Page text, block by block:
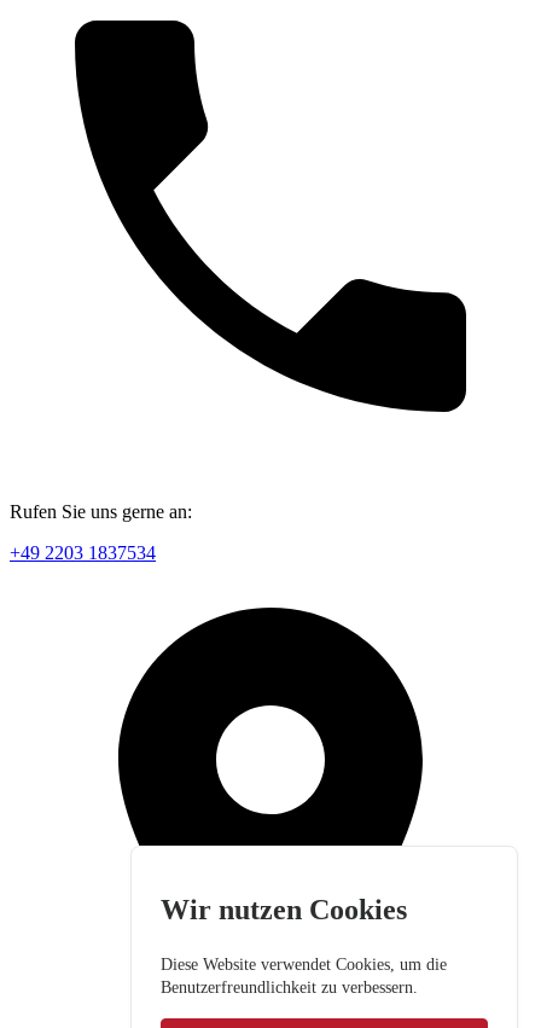
Rufen Sie uns gerne an:
+49 2203 1837534
Wir nutzen Cookies
Diese Website verwendet Cookies, um die
Benutzerfreundlichkeit zu verbessern.